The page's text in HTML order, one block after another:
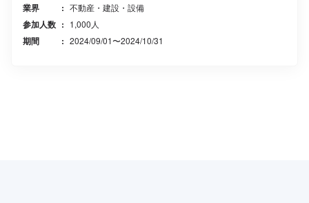
業界 不動産・建設・設備
参加人数 1,000人
期間 2024/09/01〜2024/10/31